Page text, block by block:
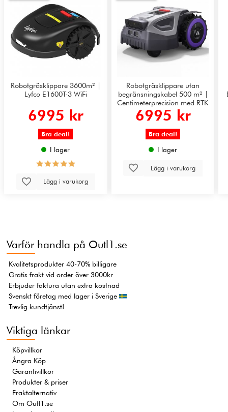
Robotgräsklippare 3600m² |
Lyfco E1600T-3 WiFi
6995 kr
Bra deal!
I lager
Lägg i varukorg
Robotgräsklippare utan
begränsningskabel 500 m² |
Centimeterprecision med RTK
+ AI Vision | ANTHBOT M5
6995 kr
Bra deal!
I lager
Lägg i varukorg
Varför handla på Outl1.se
Kvalitetsprodukter 40-70% billigare
Gratis frakt vid order över 3000kr
Erbjuder faktura utan extra kostnad
Svenskt företag med lager i Sverige
Trevlig kundtjänst!
Viktiga länkar
Köpvillkor
Ångra Köp
Garantivillkor
Produkter & priser
Fraktalternativ
Om Outl1.se